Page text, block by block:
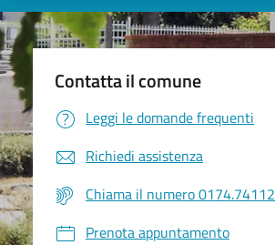
Contatta il comune
Leggi le domande frequenti
Richiedi assistenza
Chiama il numero 0174.74112
Prenota appuntamento